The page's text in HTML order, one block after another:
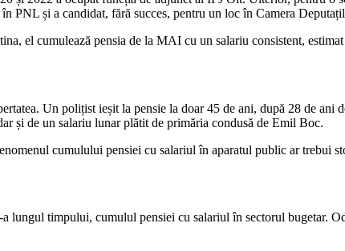
PNL și a candidat, fără succes, pentru un loc în Camera
el cumulează pensia de la MAI cu un salariu consistent,
Un polițist ieșit la pensie la doar 45 de ani, după 28 de ani
și de un salariu lunar plătit de primăria condusă de Emil Boc.
cumulului pensiei cu salariul în aparatul public ar trebui
timpului, cumulul pensiei cu salariul în sectorul bugetar.